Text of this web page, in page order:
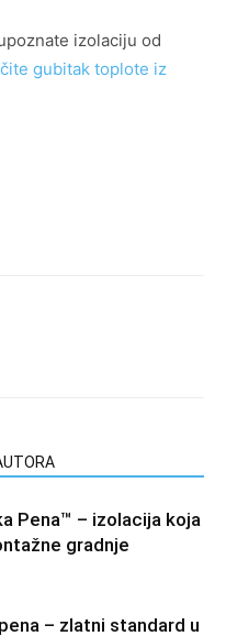
izolaciju od
gubitak toplote iz
Pena™ – izolacija koja
gradnje
– zlatni standard u